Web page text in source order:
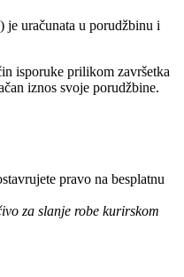
uračunata u porudžbinu i
isporuke prilikom završetka
iznos svoje porudžbine.
pravo na besplatnu
za slanje robe kurirskom